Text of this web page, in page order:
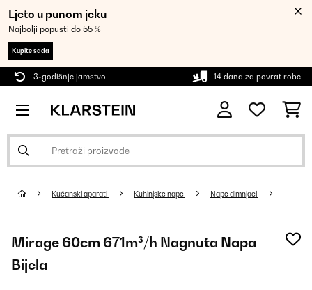
Ljeto u punom jeku
Najbolji popusti do 55 %
Kupite sada
3-godišnje jamstvo 14 dana za povrat robe
Kućanski aparati Kuhinjske nape Nape dimnjaci
Mirage 60cm 671m³/h Nagnuta Napa
Bijela